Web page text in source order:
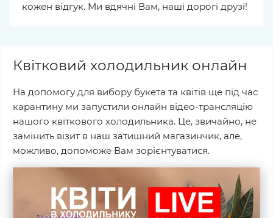
кожен відгук. Ми вдячні Вам, наші дорогі друзі!
Квітковий холодильник онлайн
На допомогу для вибору букета та квітів ще під час
карантину ми запустили онлайн відео-трансляцію
нашого квіткового холодильника. Це, звичайно, не
замінить візит в наш затишний магазинчик, але,
можливо, допоможе Вам зорієнтуватися.